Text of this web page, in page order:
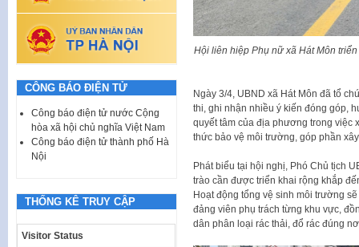
Hội liên hiệp Phụ nữ xã Hát Môn
Ngày 3/4, UBND xã Hát Môn đã tổ
thi, ghi nhận nhiều ý kiến đóng góp,
quyết tâm của địa phương trong việc
thức bảo vệ môi trường, góp phần
Phát biểu tại hội nghị, Phó Chủ tịch
trào cần được triển khai rộng khắp
Hoạt động tổng vệ sinh môi trường
đảng viên phụ trách từng khu vực,
dân phân loại rác thải, đổ rác đúng
CÔNG BÁO ĐIỆN TỬ
Công báo điện tử nước Cộng
hòa xã hội chủ nghĩa Việt Nam
Công báo điện tử thành phố Hà
Nội
THỐNG KÊ TRUY CẬP
Visitor Status